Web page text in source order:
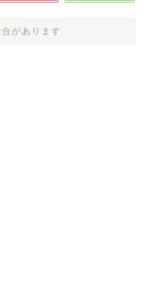
があります